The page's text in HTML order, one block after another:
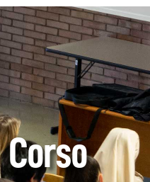
Corso